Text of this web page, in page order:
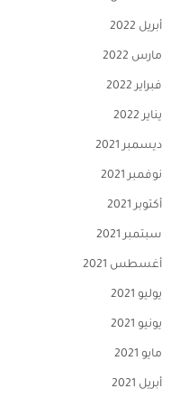
أبريل 2022
مارس 2022
فبراير 2022
يناير 2022
ديسمبر 2021
نوفمبر 2021
أكتوبر 2021
سبتمبر 2021
أغسطس 2021
يوليو 2021
يونيو 2021
مايو 2021
أبريل 2021